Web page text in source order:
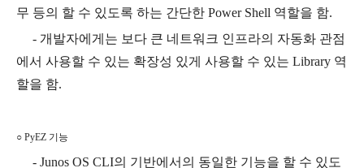
무 등의 할 수 있도록 하는 간단한 Power Shell 역할을 함.
- 개발자에게는 보다 큰 네트워크 인프라의 자동화 관점
에서 사용할 수 있는 확장성 있게 사용할 수 있는 Library 역
할을 함.
○ PyEZ 기능
- Junos OS CLI의 기반에서의 동일한 기능을 할 수 있도